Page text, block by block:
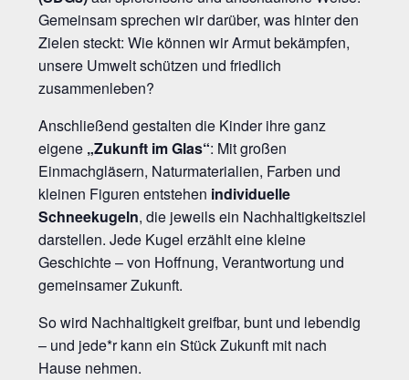
Gemeinsam sprechen wir darüber, was hinter den
Zielen steckt: Wie können wir Armut bekämpfen,
unsere Umwelt schützen und friedlich
zusammenleben?
Anschließend gestalten die Kinder ihre ganz
eigene „Zukunft im Glas“: Mit großen
Einmachgläsern, Naturmaterialien, Farben und
kleinen Figuren entstehen individuelle
Schneekugeln, die jeweils ein Nachhaltigkeitsziel
darstellen. Jede Kugel erzählt eine kleine
Geschichte – von Hoffnung, Verantwortung und
gemeinsamer Zukunft.
So wird Nachhaltigkeit greifbar, bunt und lebendig
– und jede*r kann ein Stück Zukunft mit nach
Hause nehmen.